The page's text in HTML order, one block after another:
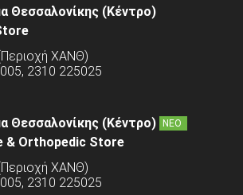
Θεσσαλονίκης (Κέντρο)
ΧΑΝΘ)
2310 225025
Θεσσαλονίκης (Κέντρο) ΝΕΟ
& Orthopedic Store
ΧΑΝΘ)
2310 225025